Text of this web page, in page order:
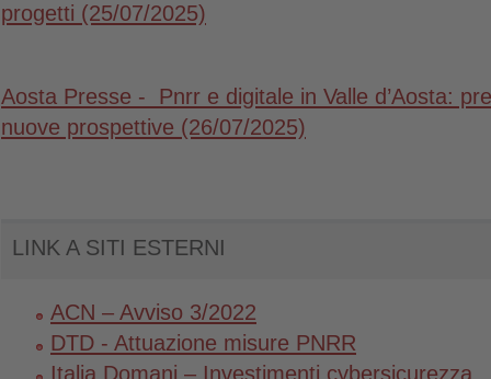
progetti (25/07/2025)
Aosta Presse - Pnrr e digitale in Valle d’Aosta:
nuove prospettive (26/07/2025)
LINK A SITI ESTERNI
ACN – Avviso 3/2022
DTD - Attuazione misure PNRR
Italia Domani – Investimenti cybersicurezza